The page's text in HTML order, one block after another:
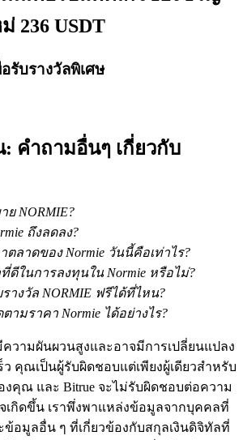
อมูลขนาดใหญ่ รวมถึงข้อมูลการค้า ฯลฯ
236 USDT
รับรางวัลพิเศษ
คำถามอื่นๆ เกี่ยวกับ
NORMIE?
ถึงลดลง?
ลาดของ Normie วันนี้คือเท่าไร?
ดีในการลงทุนใน Normie หรือไม่?
างวัล NORMIE ฟรีได้ที่ไหน?
มราคา Normie ได้อย่างไร?
วามผันผวนสูงและอาจมีการเปลี่ยนแปลง
ว คุณเป็นผู้รับผิดชอบแต่เพียงผู้เดียวสำหรับ
คุณ และ Bitrue จะไม่รับผิดชอบต่อความ
เกิดขึ้น เราพึ่งพาแหล่งข้อมูลจากบุคคลที่
อมูลอื่น ๆ ที่เกี่ยวข้องกับสกุลเงินดิจิทัลที่